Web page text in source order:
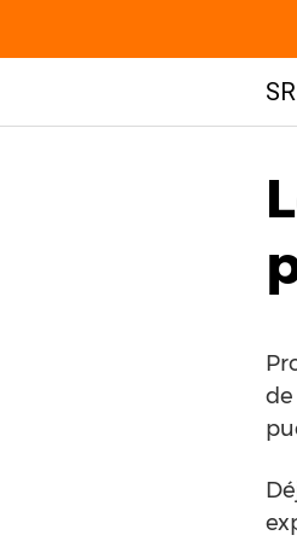
contenido